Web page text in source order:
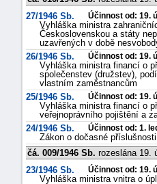
27/1946 Sb.
Účinnost od: 19.
Vyhláška ministra
Československou a státy
uzavřených v době
26/1946 Sb.
Účinnost od: 19.
Vyhláška ministra financí o
společenstev (družstev),
vlastním zaměstnancům
25/1946 Sb.
Účinnost od: 19.
Vyhláška ministra financí o
veřejnoprávního pojištění a
24/1946 Sb.
Účinnost od: 1.
Zákon o dočasné
čá. 009/1946 Sb. rozeslána 19.
23/1946 Sb.
Účinnost od: 19.
Vyhláška ministra vnitra o